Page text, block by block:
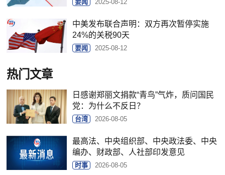
要闻 2025-08-12
中美发布联合声明：双方再次暂停实施
24%的关税90天
要闻 2025-08-12
热门文章
日感谢郑丽文捐款“青鸟”气炸，质问国民
党：为什么不反日？
台湾 2026-08-05
最高法、中央组织部、中央政法委、中央
编办、财政部、人社部印发意见
时事 2026-08-05